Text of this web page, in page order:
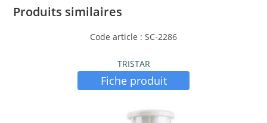
Produits similaires
Code article : SC-2286
TRISTAR
Fiche produit